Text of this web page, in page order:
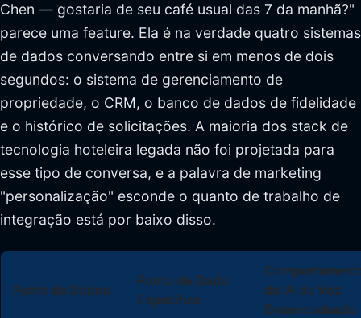
Chen — gostaria de seu café usual das 7 da manhã?"
parece uma feature. Ela é na verdade quatro sistemas
de dados conversando entre si em menos de dois
segundos: o sistema de gerenciamento de
propriedade, o CRM, o banco de dados de fidelidade
e o histórico de solicitações. A maioria dos stack de
tecnologia hoteleira legada não foi projetada para
esse tipo de conversa, e a palavra de marketing
"personalização" esconde o quanto de trabalho de
integração está por baixo disso.
Fonte de Dados
Ponto de Dado
Específico
de IA de Voz
Desencadeado